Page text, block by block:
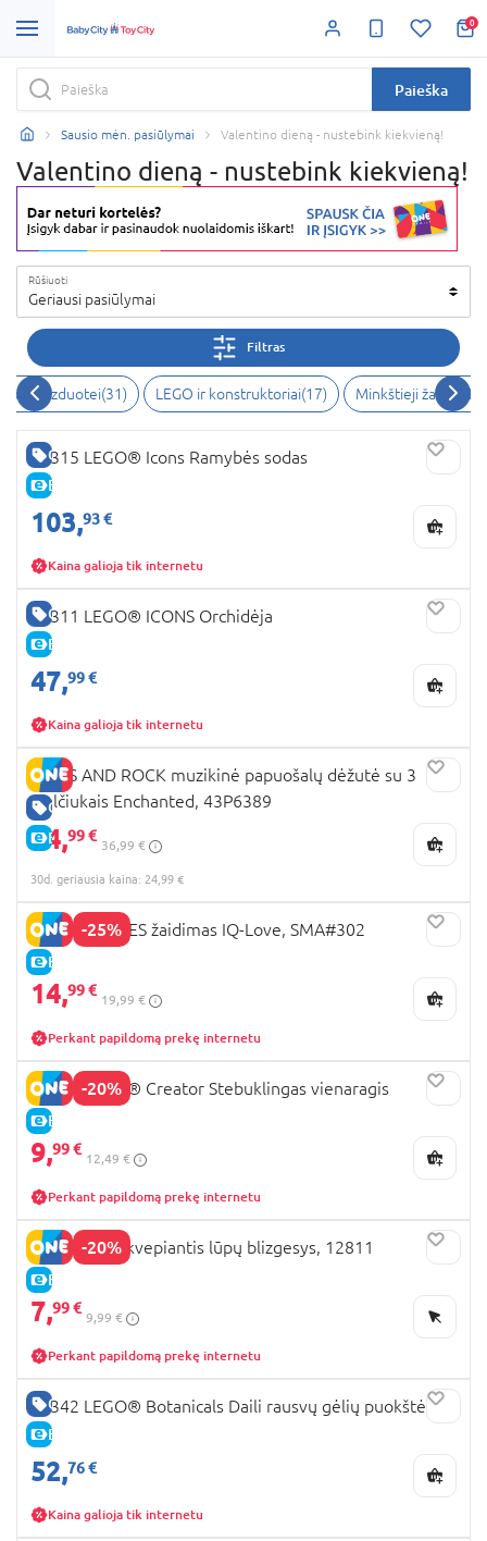
0
Paieška
Sausio mėn. pasiūlymai Valentino dieną - nustebink kiekvieną!
Valentino dieną - nustebink kiekvieną!
Rūšiuoti
Geriausi pasiūlymai
Filtras
vaizduotei(31) LEGO ir konstruktoriai(17) Minkštieji žaislai 15
GERA KAINA
E-KAINA
10315 LEGO® Icons Ramybės sodas
103,93 €
Kaina galioja tik internetu
GERA KAINA
E-KAINA
10311 LEGO® ICONS Orchidėja
47,99 €
Kaina galioja tik internetu
GERA KAINA
E-KAINA
FLOSS AND ROCK muzikinė papuošalų dėžutė su 3
stalčiukais Enchanted, 43P6389
24,99 €
36,99 €
30d. geriausia kaina: 24,99 €
-25%
E-KAINA
SMART GAMES žaidimas IQ-Love, SMA#302
14,99 €
19,99 €
Perkant papildomą prekę internetu
-20%
E-KAINA
31140 LEGO® Creator Stebuklingas vienaragis
9,99 €
12,49 €
Perkant papildomą prekę internetu
-20%
E-KAINA
TOPMODEL kvepiantis lūpų blizgesys, 12811
7,99 €
9,99 €
Perkant papildomą prekę internetu
GERA KAINA
E-KAINA
10342 LEGO® Botanicals Daili rausvų gėlių puokštė
52,76 €
Kaina galioja tik internetu